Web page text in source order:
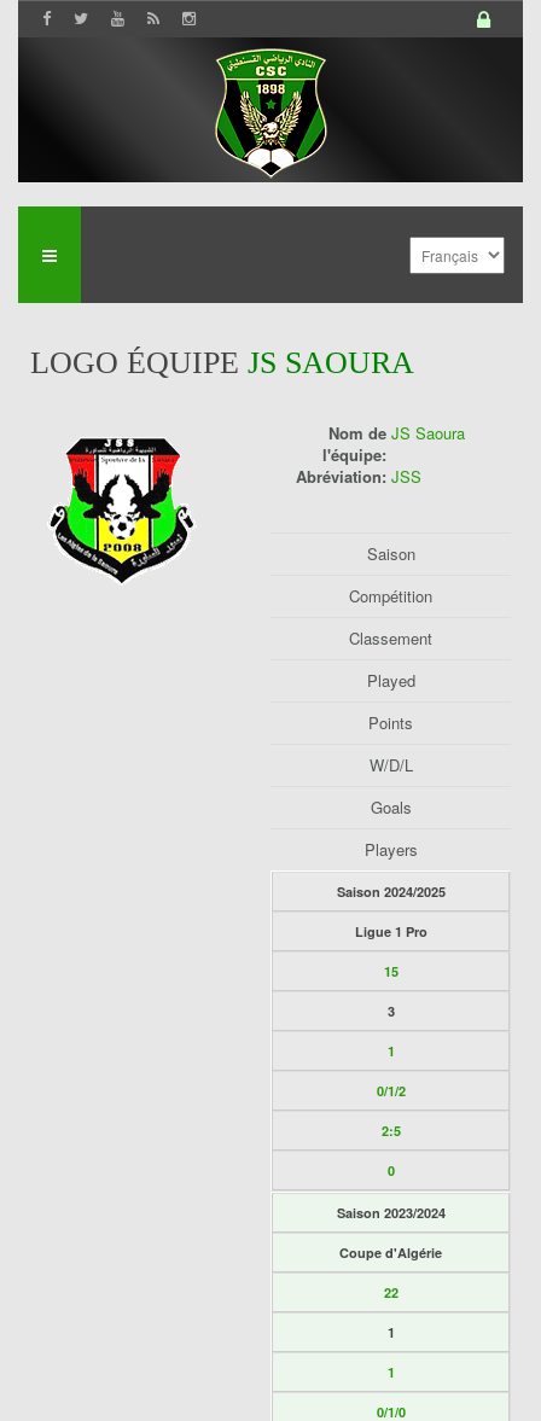
LOGO ÉQUIPE JS SAOURA
Nom de
l'équipe:
JS Saoura
Abréviation: JSS
History
Saison
Compétition
Classement
Played
Points
W/D/L
Goals
Players
Saison 2024/2025
Ligue 1 Pro
15
3
1
0/1/2
2:5
0
Saison 2023/2024
Coupe d'Algérie
22
1
1
0/1/0